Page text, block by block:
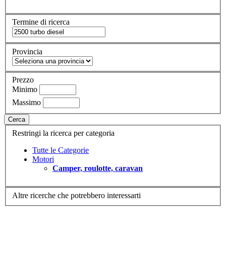
Termine di ricerca
Provincia
Prezzo
Minimo
Massimo
Cerca
Restringi la ricerca per categoria
Tutte le Categorie
Motori
Camper, roulotte, caravan
Altre ricerche che potrebbero interessarti